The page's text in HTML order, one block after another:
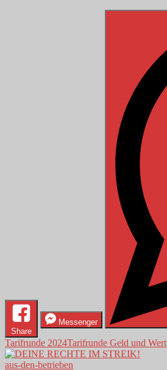
Share
Messenger
Tarifrunde 2024Tarifrunde Geld und Wert
aus-den-betrieben